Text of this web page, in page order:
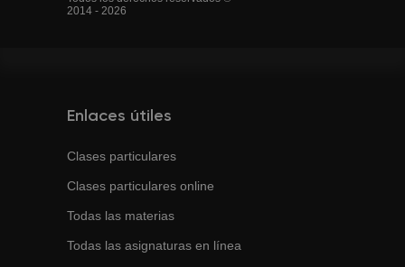
2014 - 2026
Enlaces útiles
Clases particulares
Clases particulares online
Todas las materias
Todas las asignaturas en línea